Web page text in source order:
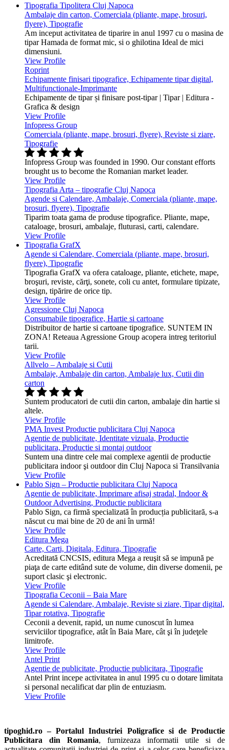
Tipografia Tipolitera Cluj Napoca
Ambalaje din carton, Comerciala (pliante, mape, brosuri,
flyere), Tipografie
Am inceput activitatea de tiparire in anul 1997 cu o masina de
tipar Hamada de format mic, si o ghilotina Ideal de mici
dimensiuni.
View Profile
Roprint
Echipamente finisari tipografice, Echipamente tipar digital,
Multifunctionale-Imprimante
Echipamente de tipar și finisare post-tipar | Tipar | Editura -
Grafica & design
View Profile
Infopress Group
Comerciala (pliante, mape, brosuri, flyere), Reviste si ziare,
Tipografie
Infopress Group was founded in 1990. Our constant efforts
brought us to become the Romanian market leader.
View Profile
Tipografia Arta – tipografie Cluj Napoca
Agende si Calendare, Ambalaje, Comerciala (pliante, mape,
brosuri, flyere), Tipografie
Tiparim toata gama de produse tipografice. Pliante, mape,
cataloage, brosuri, ambalaje, fluturasi, carti, calendare.
View Profile
Tipografia GrafX
Agende si Calendare, Comerciala (pliante, mape, brosuri,
flyere), Tipografie
Tipografia GrafX va ofera cataloage, pliante, etichete, mape,
broşuri, reviste, cărţi, sonete, coli cu antet, formulare tipizate,
design, tipărire de orice tip.
View Profile
Agressione Cluj Napoca
Consumabile tipografice, Hartie si cartoane
Distribuitor de hartie si cartoane tipografice. SUNTEM IN
ZONA! Reteaua Agressione Group acopera intreg teritoriul
tarii.
View Profile
Allvelo – Ambalaje si Cutii
Ambalaje, Ambalaje din carton, Ambalaje lux, Cutii din
carton
Suntem producatori de cutii din carton, ambalaje din hartie si
altele.
View Profile
PMA Invest Productie publicitara Cluj Napoca
Agentie de publicitate, Identitate vizuala, Productie
publicitara, Productie si montaj outdoor
Suntem una dintre cele mai complexe agentii de productie
publicitara indoor şi outdoor din Cluj Napoca si Transilvania
View Profile
Pablo Sign – Productie publicitara Cluj Napoca
Agentie de publicitate, Imprimare afisaj stradal, Indoor &
Outdoor Advertising, Productie publicitara
Pablo Sign, ca firmă specializată în producția publicitară, s-a
născut cu mai bine de 20 de ani în urmă!
View Profile
Editura Mega
Carte, Carti, Digitala, Editura, Tipografie
Acreditată CNCSIS, editura Mega a reuşit să se impună pe
piaţa de carte editând sute de volume, din diverse domenii, pe
suport clasic şi electronic.
View Profile
Tipografia Ceconii – Baia Mare
Agende si Calendare, Ambalaje, Reviste si ziare, Tipar digital,
Tipar rotativa, Tipografie
Ceconii a devenit, rapid, un nume cunoscut în lumea
serviciilor tipografice, atât în Baia Mare, cât şi în judeţele
limitrofe.
View Profile
Antel Print
Agentie de publicitate, Productie publicitara, Tipografie
Antel Print incepe activitatea in anul 1995 cu o dotare limitata
si personal necalificat dar plin de entuziasm.
View Profile
tipoghid.ro – Portalul Industriei Poligrafice si de Productie
Publicitara din Romania, furnizeaza informatii utile si de